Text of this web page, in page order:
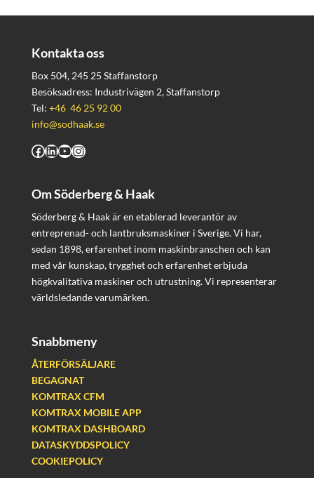
Kontakta oss
Box 504, 245 25 Staffanstorp
Besöksadress: Industrivägen 2, Staffanstorp
Tel: +46 46 25 92 00
info@sodhaak.se
Facebook
LinkedIn
YouTube
Instagram
Om Söderberg & Haak
Söderberg & Haak är en etablerad leverantör av
entreprenad- och lantbruksmaskiner i Sverige. Vi har,
sedan 1898, erfarenhet inom maskinbranschen och kan
med vår kunskap, trygghet och erfarenhet erbjuda
högkvalitativa maskiner och utrustning. Vi representerar
världsledande varumärken.
Snabbmeny
ÅTERFÖRSÄLJARE
BEGAGNAT
KOMTRAX CFM
KOMTRAX MOBILE APP
KOMTRAX DASHBOARD
DATASKYDDSPOLICY
COOKIEPOLICY